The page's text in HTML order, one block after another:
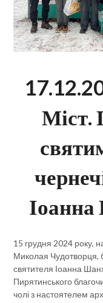
Міст.
15 грудня 2024 року,
Миколая Чудотворця,
святителя Іоанна
Пирятинського
чолі з настоятелем